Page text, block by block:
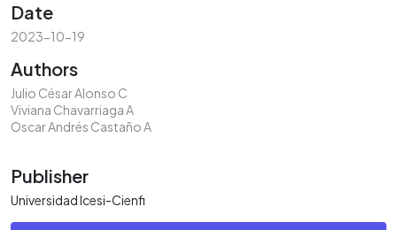
Date
2023-10-19
Authors
Julio César Alonso C
Viviana Chavarriaga A
Oscar Andrés Castaño A
Publisher
Universidad Icesi-Cienfi